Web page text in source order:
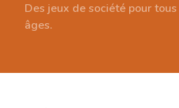
Des jeux de société pour
âges.